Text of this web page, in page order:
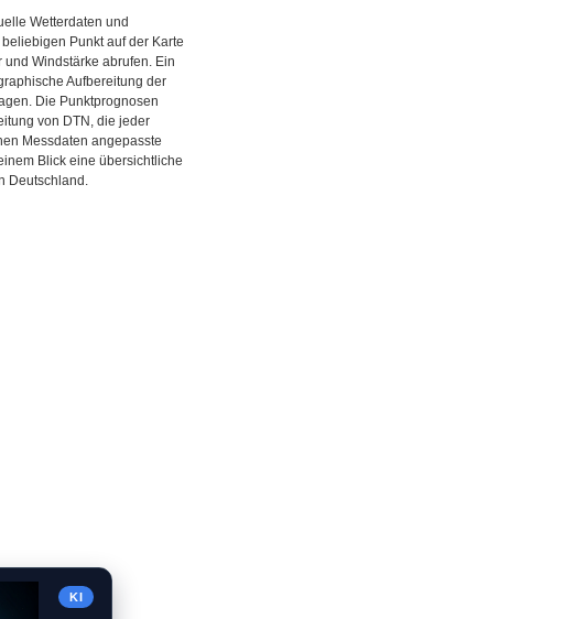
Wetterdaten und
Punkt auf der Karte
Windstärke abrufen. Ein
Aufbereitung der
Die Punktprognosen
von DTN, die jeder
Messdaten angepasste
Blick eine übersichtliche
Deutschland.
KI